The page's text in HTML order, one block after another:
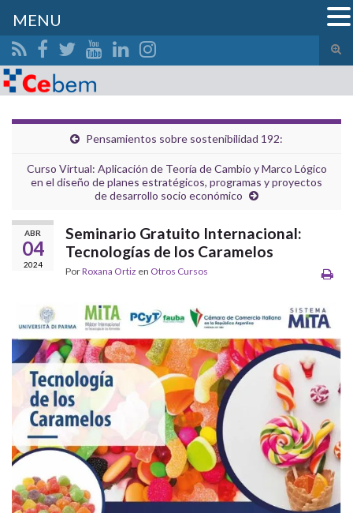
el
Search for:
Pensamientos sobre sostenibilidad 192:
Curso Virtual: Aplicación de Teoría de Cambio y Marco Lógico
en el diseño de planes estratégicos, programas y proyectos
de desarrollo socio económico
ABR
04
2024
Seminario Gratuito Internacional:
Tecnologías de los Caramelos
PorRoxana Ortiz en Otros Cursos
MENU